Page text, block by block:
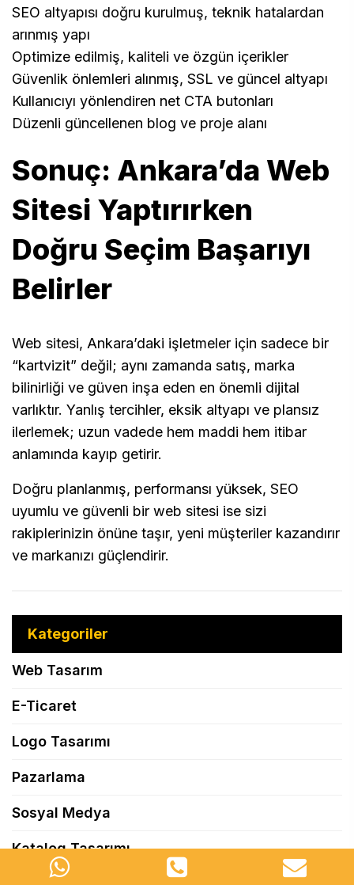
SEO altyapısı doğru kurulmuş, teknik hatalardan
arınmış yapı
Optimize edilmiş, kaliteli ve özgün içerikler
Güvenlik önlemleri alınmış, SSL ve güncel altyapı
Kullanıcıyı yönlendiren net CTA butonları
Düzenli güncellenen blog ve proje alanı
Sonuç: Ankara’da Web
Sitesi Yaptırırken
Doğru Seçim Başarıyı
Belirler
Web sitesi, Ankara’daki işletmeler için sadece bir
“kartvizit” değil; aynı zamanda satış, marka
bilinirliği ve güven inşa eden en önemli dijital
varlıktır. Yanlış tercihler, eksik altyapı ve plansız
ilerlemek; uzun vadede hem maddi hem itibar
anlamında kayıp getirir.
Doğru planlanmış, performansı yüksek, SEO
uyumlu ve güvenli bir web sitesi ise sizi
rakiplerinizin önüne taşır, yeni müşteriler kazandırır
ve markanızı güçlendirir.
Kategoriler
Web Tasarım
E-Ticaret
Logo Tasarımı
Pazarlama
Sosyal Medya
Katalog Tasarımı